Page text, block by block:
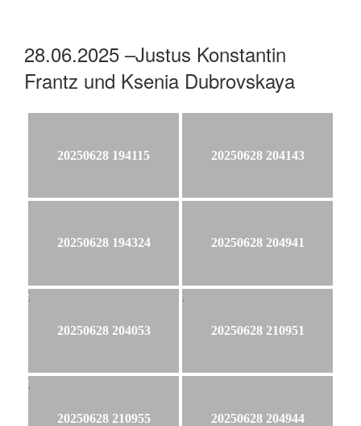
28.06.2025 –Justus Konstantin
Frantz und Ksenia Dubrovskaya
20250628 194115 20250628 204143
20250628 194324 20250628 204941
20250628 204053 20250628 210951
20250628 210955 20250628 204944